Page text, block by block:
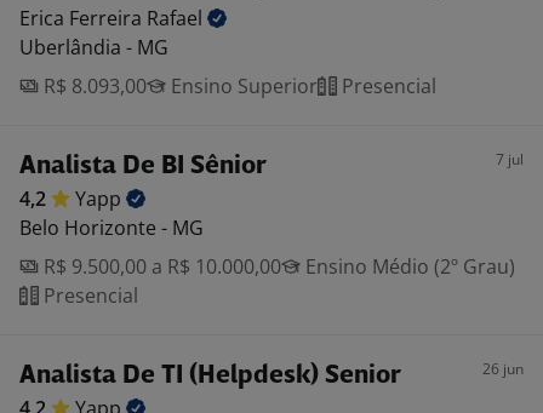
Erica Ferreira Rafael
Uberlândia - MG
R$ 8.093,00
Ensino Superior Presencial
Analista De BI Sênior 7 jul
4,2
Yapp
Belo Horizonte - MG
R$ 9.500,00 a R$ 10.000,00
Ensino Médio (2º Grau)
Presencial
Analista De TI (Helpdesk) Senior 26 jun